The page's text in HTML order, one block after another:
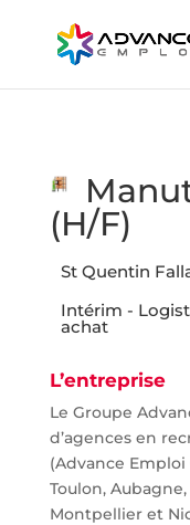
(H/F)
St Quentin
Intérim -
achat
L’entreprise
Le Groupe
d’agences en
(Advance Emploi
Toulon, Aubagne,
Montpellier et